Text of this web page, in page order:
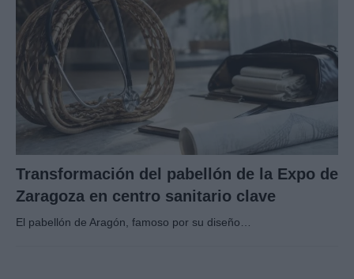
Transformación del pabellón de la Expo de
Zaragoza en centro sanitario clave
El pabellón de Aragón, famoso por su diseño…